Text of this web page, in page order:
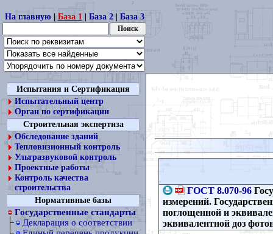
На главную| База 1| База 2| База 3
Испытания и Сертификация
Испытательный центр
Орган по сертификации
Строительная экспертиза
Обследование зданий
Тепловизионный контроль
Ультразвуковой контроль
Проектные работы
Контроль качества
строительства
Нормативные базы
Государственные стандарты
Декларация о соответствии
ГОСТ 8.070-96
измерений.
поглощенной и
эквивалентной доз